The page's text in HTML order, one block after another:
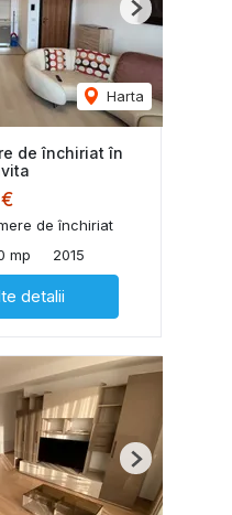
Harta
Next
de închiriat în
de închiriat
mp 2015
detalii
Next